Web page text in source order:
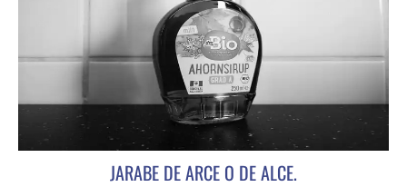
JARABE DE ARCE O DE ALCE.